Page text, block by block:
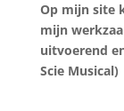
Op mijn site
mijn
uitvoerend
Scie Musical)